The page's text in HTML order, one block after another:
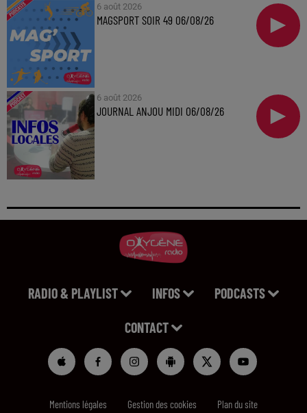
6 août 2026
MAGSPORT SOIR 49 06/08/26
6 août 2026
JOURNAL ANJOU MIDI 06/08/26
RADIO & PLAYLIST INFOS PODCASTS
CONTACT
Mentions légales Gestion des cookies Plan du site